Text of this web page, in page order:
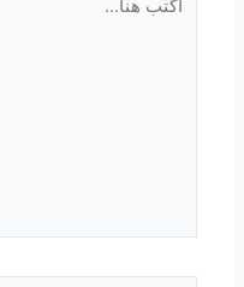
هنا...